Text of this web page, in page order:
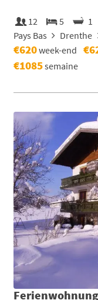
12 5
1
Pays Bas
Drenthe
€620week-end
€1085semaine